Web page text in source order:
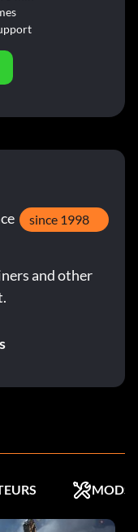
since 1998
and other
MODS